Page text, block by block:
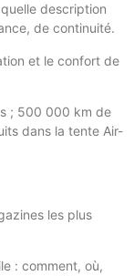
description
de continuité.
et le confort de
; 500 000 km de
dans la tente Air-
les plus
: comment, où,